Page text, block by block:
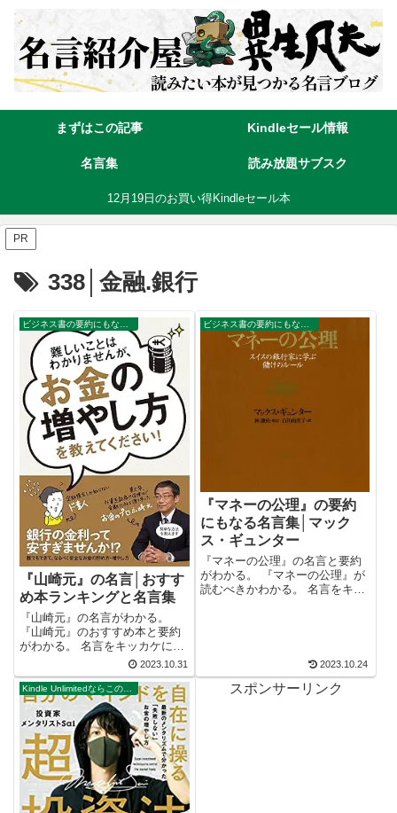
まずはこの記事 Kindleセール情報
名言集 読み放題サブスク
12月19日のお買い得Kindleセール本
PR
338│金融.銀行
『山崎元』の名言│おすす
め本ランキングと名言集
『山崎元』の名言がわかる。
『山崎元』のおすすめ本と要約
がわかる。 名言をキッカケにビ
ジネス書が読みたくなる。 2万
以上の名言を集め、読みたい本
が見つかる名言集ブログでお馴
染みの、名言紹介屋の凡夫で
す。 この記事は、『山崎元』の
おすすめ本を...
2023.10.31
『マネーの公理』の要約
にもなる名言集│マック
ス・ギュンター
『マネーの公理』の名言と要約
がわかる。 『マネーの公理』が
読むべきかわかる。 名言をキッ
凡夫です。 この記事は、マック
ス・ギュ...
2023.10.24
スポンサーリンク